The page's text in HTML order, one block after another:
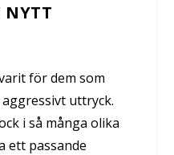
NYTT
för dem som
uttryck.
i så många olika
ett passande